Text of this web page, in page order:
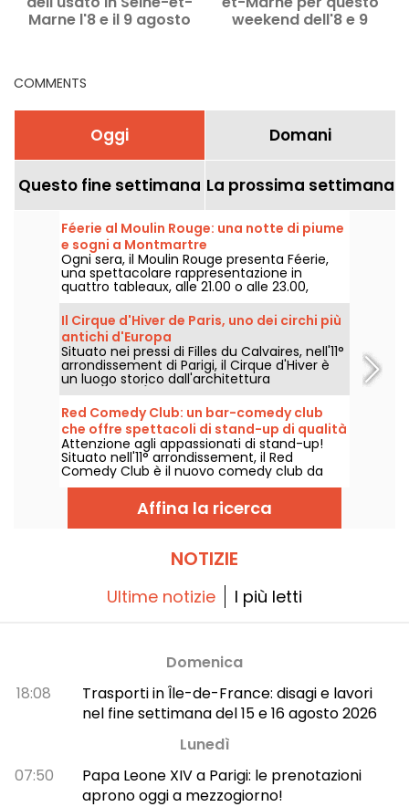
Marne l'8 e il 9 agosto
weekend dell'8 e 9
COMMENTS
Oggi Domani
Questo fine settimana La prossima settimana
Féerie al Moulin Rouge: una notte di piume
e sogni a Montmartre
Ogni sera, il Moulin Rouge presenta Féerie,
una spettacolare rappresentazione in
quattro tableaux, alle 21.00 o alle 23.00,
preceduta o meno da una cena creata dallo
chef.
Il Cirque d'Hiver de Paris, uno dei circhi più
antichi d'Europa
Situato nei pressi di Filles du Calvaires, nell'11°
arrondissement di Parigi, il Cirque d'Hiver è
un luogo storico dall'architettura
neoclassica. È uno dei circhi permanenti più
antichi d'Europa e continua a mostrare le
arti circensi per la gioia delle famiglie.
Red Comedy Club: un bar-comedy club
che offre spettacoli di stand-up di qualità
Attenzione agli appassionati di stand-up!
Situato nell'11° arrondissement, il Red
Comedy Club è il nuovo comedy club da
scoprire. Questo nuovissimo locale di design
dispone di un bar al piano terra dove potrete
mangiare un boccone prima di scendere nel
seminterrato per una bella risata!
Affina la ricerca
NOTIZIE
Ultime notizie I più letti
Domenica
18:08
Trasporti in Île-de-France: disagi e lavori
nel fine settimana del 15 e 16 agosto 2026
Lunedì
07:50
Papa Leone XIV a Parigi: le prenotazioni
aprono oggi a mezzogiorno!